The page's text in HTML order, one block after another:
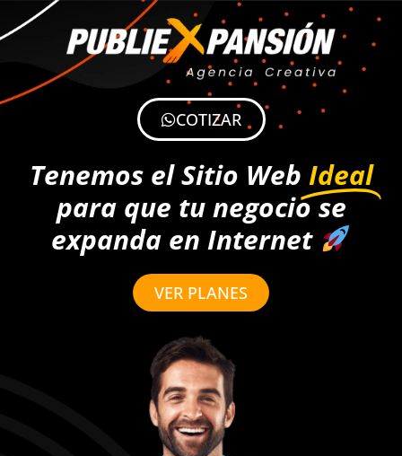
COTIZAR
Tenemos el Sitio Web Ideal
para que tu negocio se
expanda en Internet
VER PLANES